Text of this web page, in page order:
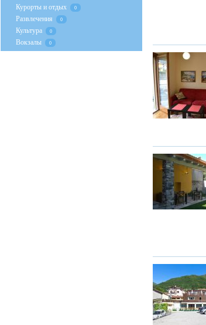
Курорты и отдых 0
Развлечения 0
Культура 0
Вокзалы 0